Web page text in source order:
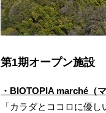
第1期オープン施設
・BIOTOPIA marché （
「カラダとココロに優